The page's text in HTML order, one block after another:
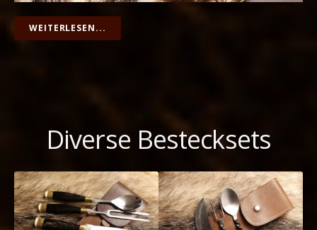
WEITERLESEN...
Diverse Bestecksets